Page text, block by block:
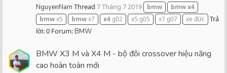
NguyenNam Thread 7 Tháng 7 2019 bmw bmwx4
bmwx5 bmwx7 x4g02 x5 g05 x7 g07 xe đức
Trả
lời: 0 Forum:BMW
BMW X3 M và X4 M - bộ đôi crossover hiệu năng
cao hoàn toàn mới